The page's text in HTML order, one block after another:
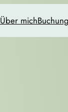
Über michBuchung